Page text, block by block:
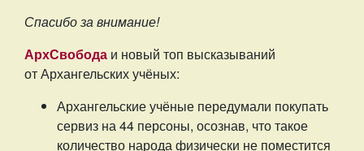
Спасибо за внимание!
АрхСвобода и новый топ высказываний
от Архангельских учёных:
Архангельские учёные передумали покупать
сервиз на 44 персоны, осознав, что такое
количество народа физически не поместится